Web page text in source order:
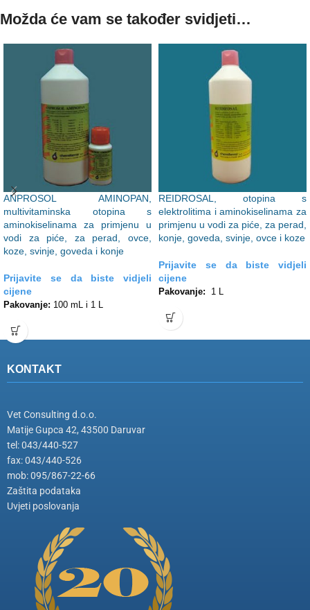
Možda će vam se također svidjeti…
ANPROSOL AMINOPAN,
multivitaminska otopina s
aminokiselinama za primjenu u
vodi za piće, za perad, ovce,
koze, svinje, goveda i konje
Prijavite se da biste vidjeli
cijene
Pakovanje: 100 mL i 1 L
REIDROSAL, otopina s
elektrolitima i aminokiselinama za
primjenu u vodi za piće, za perad,
konje, goveda, svinje, ovce i koze
Prijavite se da biste vidjeli
cijene
Pakovanje: 1 L
KONTAKT
Vet Consulting d.o.o.
Matije Gupca 42, 43500 Daruvar
tel: 043/440-527
fax: 043/440-526
mob: 095/867-22-66
Zaštita podataka
Uvjeti poslovanja